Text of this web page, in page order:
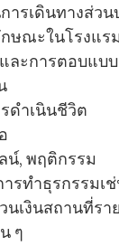
ารเดินทางส่ว
ษณะในโรงแรม
ละการตอบแบ
ดําเนินชีวิต
น์, พฤติกรรม
รทําธุรกรรมเ
นเงินสถานที่ร
ๆ